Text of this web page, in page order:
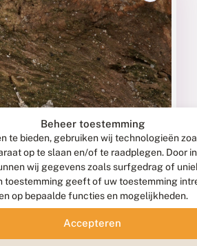
Beheer toestemming
te bieden, gebruiken wij technologieën
op te slaan en/of te raadplegen. Door
wij gegevens zoals surfgedrag of
toestemming geeft of uw toestemming
op bepaalde functies en mogelijkheden.
Accepteren